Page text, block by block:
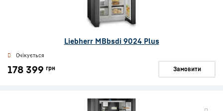
Liebherr MBbsdi 9024 Plus
Очікується
178 399 грн Замовити